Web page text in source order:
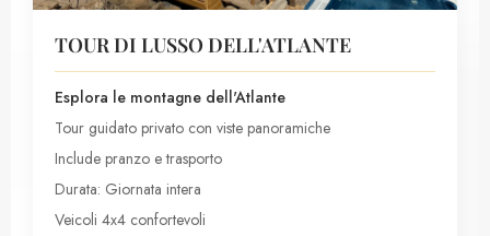
TOUR DI LUSSO DELL'ATLANTE
Esplora le montagne dell'Atlante
Tour guidato privato con viste panoramiche
Include pranzo e trasporto
Durata: Giornata intera
Veicoli 4x4 confortevoli